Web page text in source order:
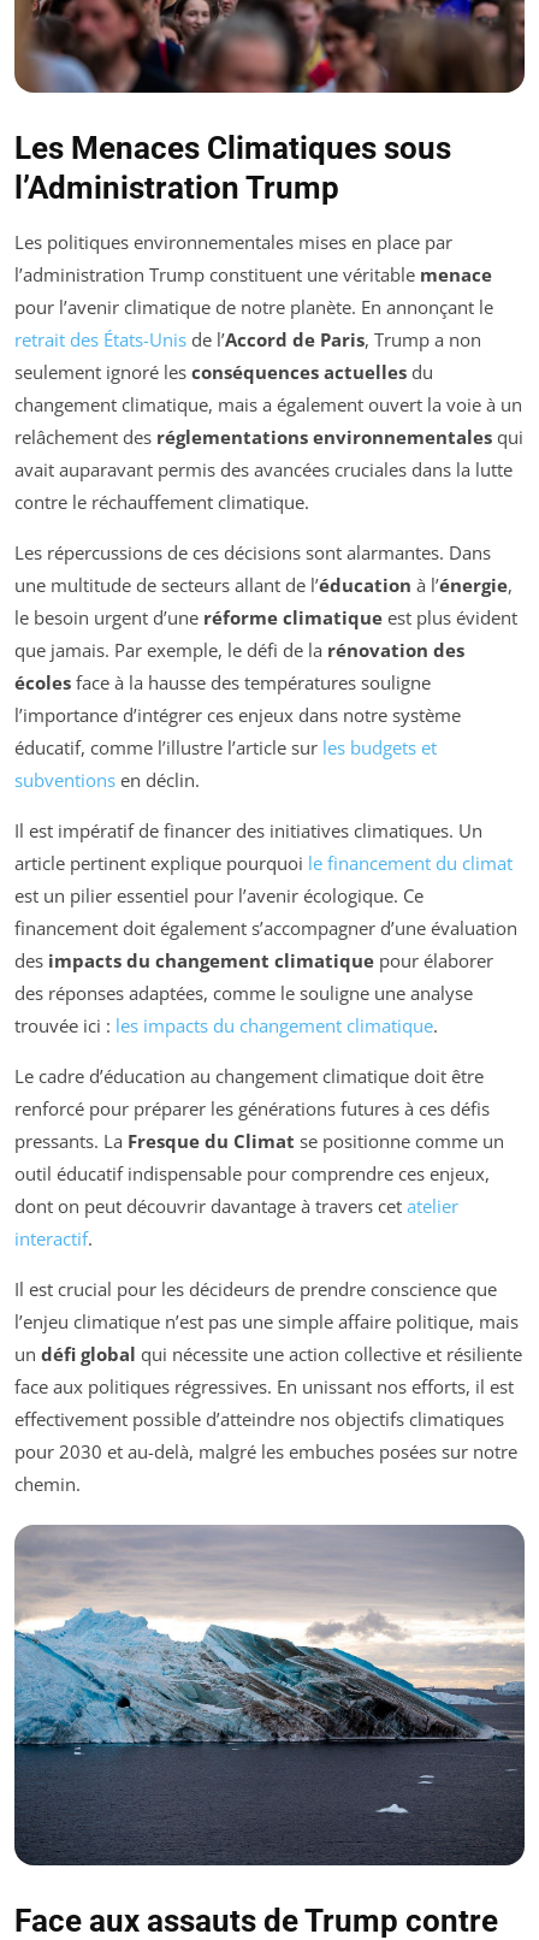
Les Menaces Climatiques sous
l’Administration Trump
Les politiques environnementales mises en place par
l’administration Trump constituent une véritable menace
pour l’avenir climatique de notre planète. En annonçant le
retrait des États-Unis de l’Accord de Paris, Trump a non
seulement ignoré les conséquences actuelles du
changement climatique, mais a également ouvert la voie à un
relâchement des réglementations environnementales qui
avait auparavant permis des avancées cruciales dans la lutte
contre le réchauffement climatique.
Les répercussions de ces décisions sont alarmantes. Dans
une multitude de secteurs allant de l’éducation à l’énergie,
le besoin urgent d’une réforme climatique est plus évident
que jamais. Par exemple, le défi de la rénovation des
écoles face à la hausse des températures souligne
l’importance d’intégrer ces enjeux dans notre système
éducatif, comme l’illustre l’article sur les budgets et
subventions en déclin.
Il est impératif de financer des initiatives climatiques. Un
article pertinent explique pourquoi le financement du climat
est un pilier essentiel pour l’avenir écologique. Ce
financement doit également s’accompagner d’une évaluation
des impacts du changement climatique pour élaborer
des réponses adaptées, comme le souligne une analyse
trouvée ici : les impacts du changement climatique.
Le cadre d’éducation au changement climatique doit être
renforcé pour préparer les générations futures à ces défis
pressants. La Fresque du Climat se positionne comme un
outil éducatif indispensable pour comprendre ces enjeux,
dont on peut découvrir davantage à travers cet atelier
interactif.
Il est crucial pour les décideurs de prendre conscience que
l’enjeu climatique n’est pas une simple affaire politique, mais
un défi global qui nécessite une action collective et résiliente
face aux politiques régressives. En unissant nos efforts, il est
effectivement possible d’atteindre nos objectifs climatiques
pour 2030 et au-delà, malgré les embuches posées sur notre
chemin.
Face aux assauts de Trump contre